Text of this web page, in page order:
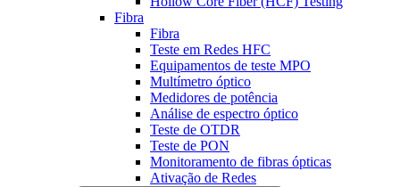
Fibra
Fibra
Teste em Redes HFC
Equipamentos de teste MPO
Multímetro óptico
Medidores de potência
Análise de espectro óptico
Teste de OTDR
Teste de PON
Monitoramento de fibras ópticas
Ativação de Redes